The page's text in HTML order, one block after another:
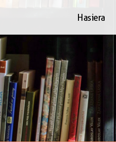
Hasiera